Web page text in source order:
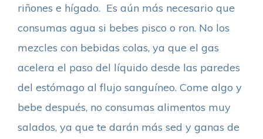
riñones e hígado. Es aún más necesario que
consumas agua si bebes pisco o ron. No los
mezcles con bebidas colas, ya que el gas
acelera el paso del líquido desde las paredes
del estómago al flujo sanguíneo. Come algo y
bebe después, no consumas alimentos muy
salados, ya que te darán más sed y ganas de